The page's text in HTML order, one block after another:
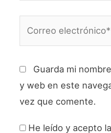
Guarda mi
y web en este
vez que comente.
He leído y acepto la